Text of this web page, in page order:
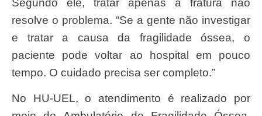
Segundo ele, tratar apenas a fratura não
resolve o problema. “Se a gente não investigar
e tratar a causa da fragilidade óssea, o
paciente pode voltar ao hospital em pouco
tempo. O cuidado precisa ser completo.”
No HU-UEL, o atendimento é realizado por